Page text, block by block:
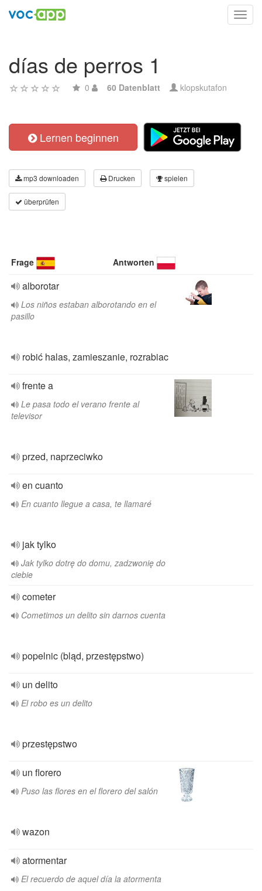
días de perros 1
0 60 Datenblatt klopskutafon
Lernen beginnen
mp3 downloaden Drucken spielen
überprüfen
Frage Antworten
alborotar
Los niños estaban alborotando en el
pasillo
robić halas, zamieszanie, rozrabiac
frente a
Le pasa todo el verano frente al
televisor
przed, naprzeciwko
en cuanto
En cuanto llegue a casa, te llamaré
jak tylko
Jak tylko dotrę do domu, zadzwonię do
ciebie
cometer
Cometimos un delito sin darnos cuenta
popelnic (bląd, przestępstwo)
un delito
El robo es un delito
przestępstwo
un florero
Puso las flores en el florero del salón
wazon
atormentar
El recuerdo de aquel día la atormenta